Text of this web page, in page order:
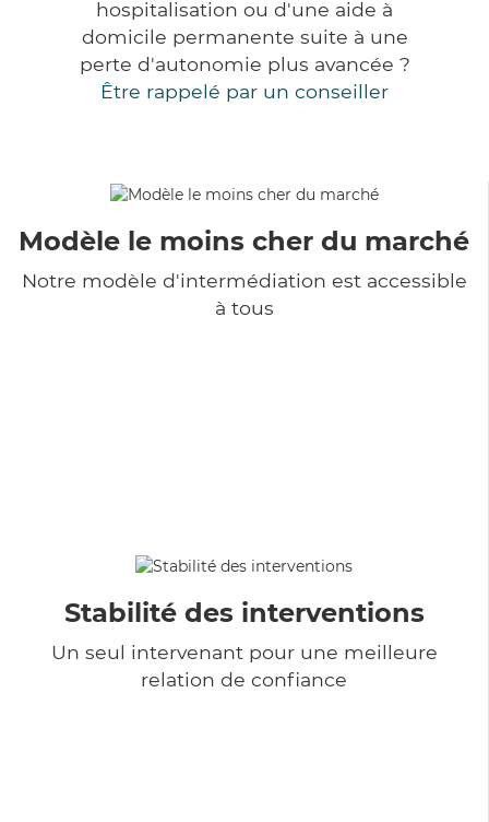
hospitalisation ou d'une aide à
domicile permanente suite à une
perte d'autonomie plus avancée ?
Être rappelé par un conseiller
Modèle le moins cher du marché
Notre modèle d'intermédiation est accessible
à tous
Stabilité des interventions
Un seul intervenant pour une meilleure
relation de confiance